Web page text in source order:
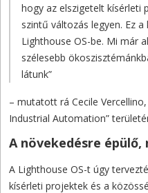
hogy az elszigetelt kísérleti
szintű változás legyen. Ez
Lighthouse OS-be. Mi már
szélesebb
látunk”
– mutatott rá Cecile
Industrial Automation”
A növekedésre
A Lighthouse OS-t úgy
kísérleti projektek és a